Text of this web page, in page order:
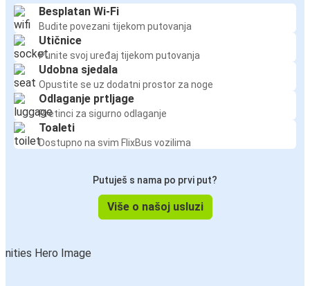
Besplatan Wi-Fi
Budite povezani tijekom putovanja
Utičnice
Punite svoj uređaj tijekom putovanja
Udobna sjedala
Opustite se uz dodatni prostor za noge
Odlaganje prtljage
Pretinci za sigurno odlaganje
Toaleti
Dostupno na svim FlixBus vozilima
Putuješ s nama po prvi put?
Više o našoj usluzi